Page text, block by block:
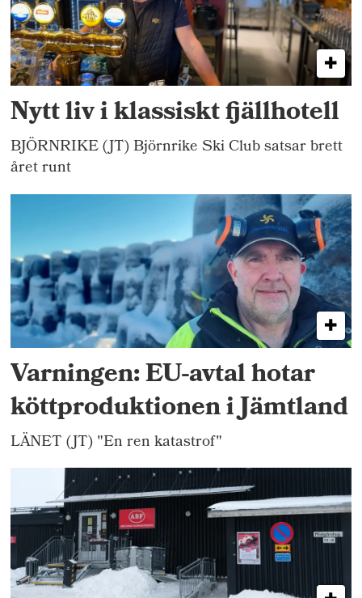
Nytt liv i klassiskt fjällhotell
BJÖRNRIKE (JT) Björnrike Ski Club satsar brett
året runt
Varningen: EU-avtal hotar
köttproduktionen i Jämtland
LÄNET (JT) "En ren katastrof"